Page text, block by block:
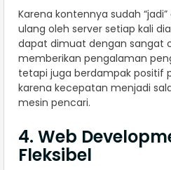
Karena kontennya sudah
ulang oleh server setiap kali
dapat dimuat dengan sangat
memberikan pengalaman
tetapi juga berdampak positif
karena kecepatan menjadi
mesin pencari.
4. Web
Fleksibel